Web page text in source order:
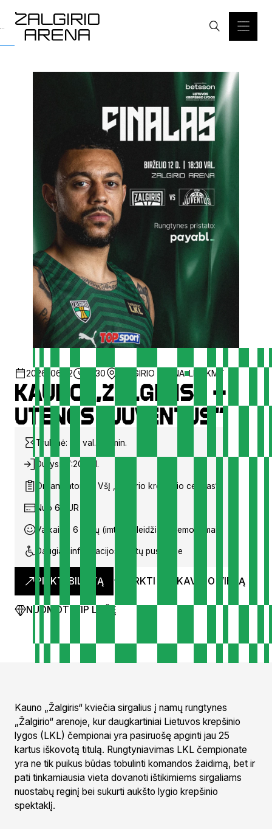
2026-06-12 18:30 ZALGIRIO ARENA LKL/KMT
Kauno „Žalgiris“ –
Utenos „Juventus“
Trukmė: ~2 val. 00 min.
Durys: 17:20 val.
Organizatorius: VšĮ „Žalgirio krepšinio centras“
Nuo 6 EUR
Vaikai iki 6 metų (imtinai) įleidžiami nemokamai
Daugiau informacijos bilietų puslapyje
PIRKTI BILIETĄ PIRKTI PARKAVIMO VIETĄ
NUOMOTI VIP LOŽĘ
Kauno „Žalgiris“ kviečia sirgalius į namų rungtynes
„Žalgirio“ arenoje, kur daugkartiniai Lietuvos krepšinio
lygos (LKL) čempionai yra pasiruošę apginti jau 25
kartus iškovotą titulą. Rungtyniavimas LKL čempionate
yra ne tik puikus būdas tobulinti komandos žaidimą, bet ir
pati tinkamiausia vieta dovanoti ištikimiems sirgaliams
nuostabų reginį bei sukurti aukšto lygio krepšinio
spektaklį.